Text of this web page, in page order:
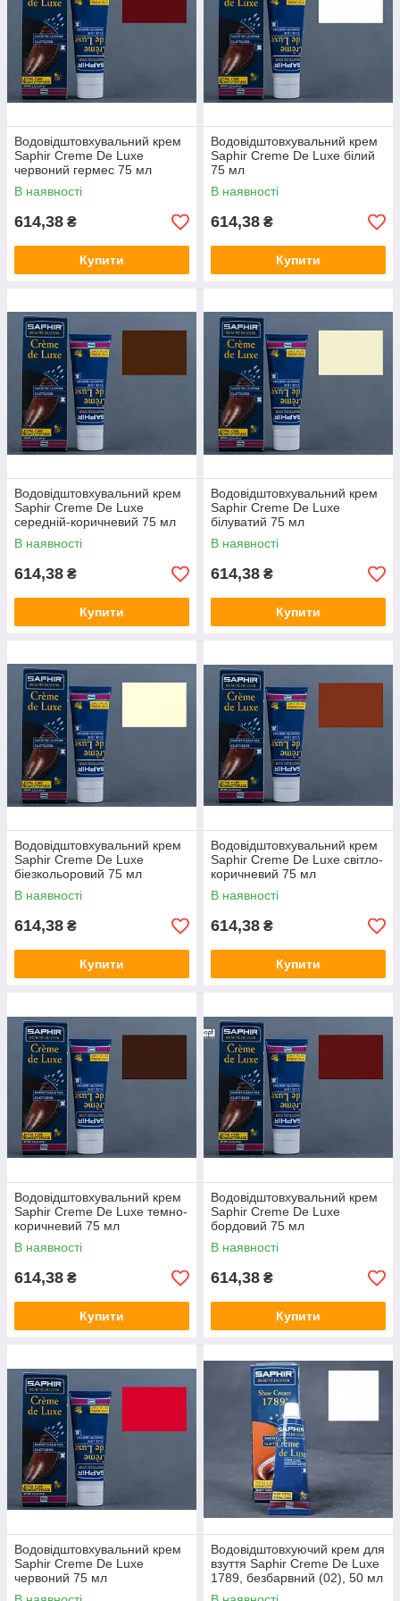
Водовідштовхувальний крем
Saphir Creme De Luxe
червоний гермес 75 мл
В наявності
614,38 ₴
Купити
Водовідштовхувальний крем
Saphir Creme De Luxe білий
75 мл
В наявності
614,38 ₴
Купити
Водовідштовхувальний крем
Saphir Creme De Luxe
середній-коричневий 75 мл
В наявності
614,38 ₴
Купити
Водовідштовхувальний крем
Saphir Creme De Luxe
білуватий 75 мл
В наявності
614,38 ₴
Купити
Водовідштовхувальний крем
Saphir Creme De Luxe
біезкольоровий 75 мл
В наявності
614,38 ₴
Купити
Водовідштовхувальний крем
Saphir Creme De Luxe світло-
коричневий 75 мл
В наявності
614,38 ₴
Купити
Водовідштовхувальний крем
Saphir Creme De Luxe темно-
коричневий 75 мл
В наявності
614,38 ₴
Купити
Водовідштовхувальний крем
Saphir Creme De Luxe
бордовий 75 мл
В наявності
614,38 ₴
Купити
Водовідштовхувальний крем
Saphir Creme De Luxe
червоний 75 мл
Водовідштовхуючий крем для
взуття Saphir Creme De Luxe
1789, безбарвний (02), 50 мл